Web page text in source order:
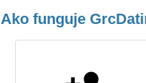
Ako funguje